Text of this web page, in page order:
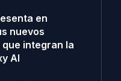
en
nuevos
integran la
AI